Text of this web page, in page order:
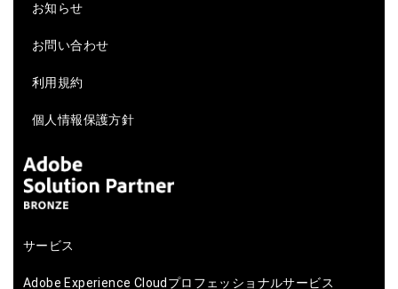
お知らせ
お問い合わせ
利用規約
個人情報保護方針
サービス
Adobe Experience Cloudプロフェッショナルサービス